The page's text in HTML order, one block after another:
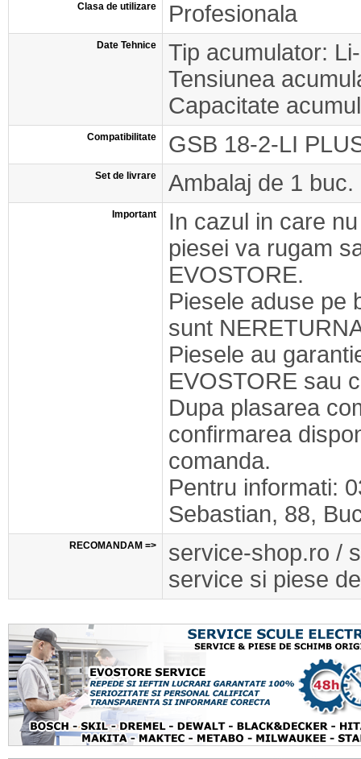
Clasa de utilizare Profesionala
Date Tehnice
Tip acumulator:
Tensiunea
Capacitate
Compatibilitate GSB 18-2-LI
Set de livrare Ambalaj de 1 buc.
Important
In cazul in care
piesei va rugam
EVOSTORE.
Piesele aduse pe
sunt
Piesele au
EVOSTORE sau
Dupa plasarea
confirmarea
comanda.
Pentru informati:
Sebastian, 88,
RECOMANDAM =>
service-shop.ro /
service si piese